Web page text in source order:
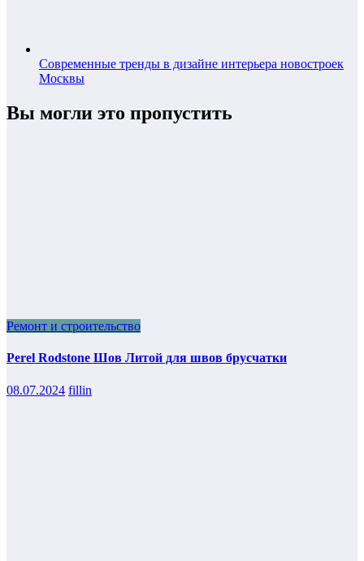
Современные тренды в дизайне интерьера новостроек
Москвы
Вы могли это пропустить
Ремонт и строительство
Perel Rodstone Шов Литой для швов брусчатки
08.07.2024 fillin